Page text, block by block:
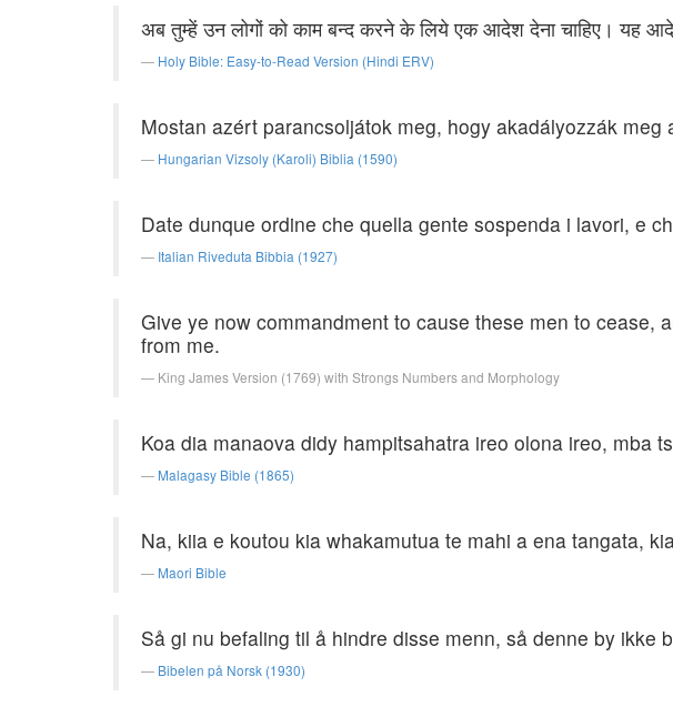
अब तुम्हें उन लोगों को काम बन्द करने के लिये एक आदेश देना चाहिए। यह
Holy Bible: Easy-to-Read Version (Hindi ERV)
Mostan azért parancsoljátok meg, hogy akadályozzák
Hungarian Vizsoly (Karoli) Biblia (1590)
Date dunque ordine che quella gente sospenda i lavori, e
Italian Riveduta Bibbia (1927)
Give ye now commandment to cause these men to cease,
from me.
King James Version (1769) with Strongs Numbers and Morphology
Koa dia manaova didy hampitsahatra ireo olona ireo, mba
Malagasy Bible (1865)
Na, kiia e koutou kia whakamutua te mahi a ena tangata,
Maori Bible
Så gi nu befaling til å hindre disse menn, så denne by ikke
Bibelen på Norsk (1930)